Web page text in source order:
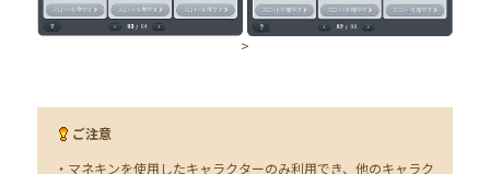
>
ご注意
・マネキンを使用したキャラクターのみ利用でき、他のキャラク